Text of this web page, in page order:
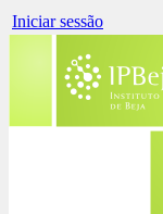
Iniciar sessão